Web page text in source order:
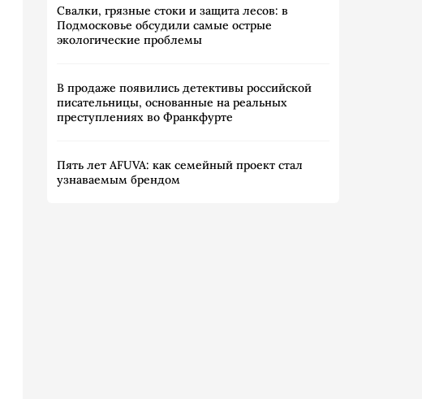
Свалки, грязные стоки и защита лесов: в
Подмосковье обсудили самые острые
экологические проблемы
В продаже появились детективы российской
писательницы, основанные на реальных
преступлениях во Франкфурте
Пять лет AFUVA: как семейный проект стал
узнаваемым брендом